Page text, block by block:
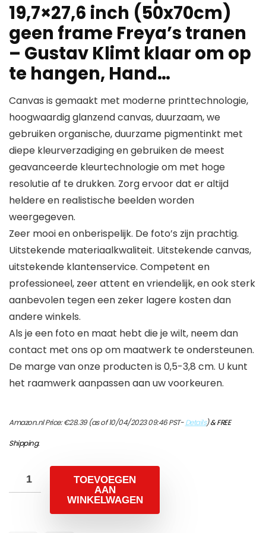
19,7×27,6 inch (50x70cm)
geen frame Freya’s tranen
– Gustav Klimt klaar om op
te hangen, Hand…
Canvas is gemaakt met moderne printtechnologie,
hoogwaardig glanzend canvas, duurzaam, we
gebruiken organische, duurzame pigmentinkt met
diepe kleurverzadiging en gebruiken de meest
geavanceerde kleurtechnologie om met hoge
resolutie af te drukken. Zorg ervoor dat er altijd
heldere en realistische beelden worden
weergegeven.
Zeer mooi en onberispelijk. De foto’s zijn prachtig.
Uitstekende materiaalkwaliteit. Uitstekende canvas,
uitstekende klantenservice. Competent en
professioneel, zeer attent en vriendelijk, en ook sterk
aanbevolen tegen een zeker lagere kosten dan
andere winkels.
Als je een foto en maat hebt die je wilt, neem dan
contact met ons op om maatwerk te ondersteunen.
De marge van onze producten is 0,5-3,8 cm. U kunt
het raamwerk aanpassen aan uw voorkeuren.
Amazon.nl Price:€28.39(as of 10/04/2023 09:46 PST-Details)&FREE
Shipping.
TOEVOEGEN
AAN
WINKELWAGEN